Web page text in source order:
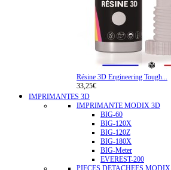
Résine 3D Engineering Tough...
33,25€
IMPRIMANTES 3D
IMPRIMANTE MODIX 3D
BIG-60
BIG-120X
BIG-120Z
BIG-180X
BIG-Meter
EVEREST-200
PIECES DETACHEES MODIX